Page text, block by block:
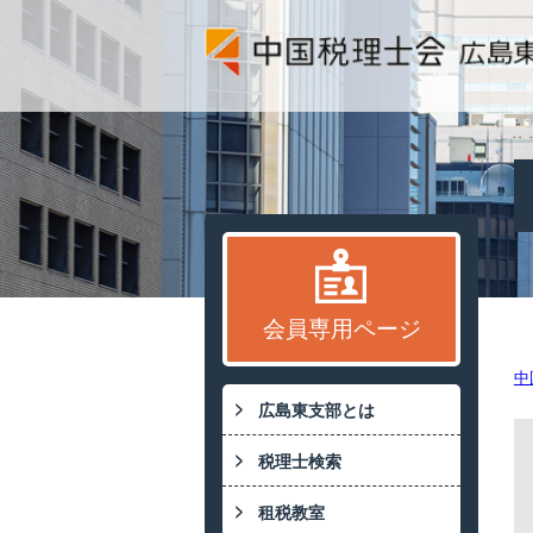
会員専用ページ
広島東支部とは
税理士検索
租税教室